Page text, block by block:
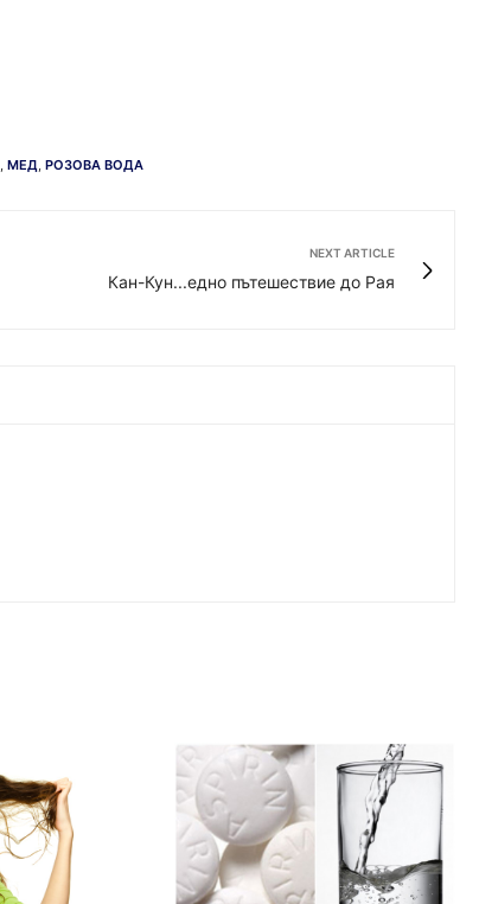
, МЕД, РОЗОВА ВОДА
NEXT ARTICLE
Кан-Кун...едно пътешествие до Рая